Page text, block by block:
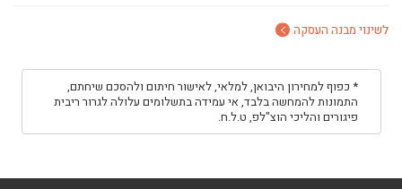
לשינוי מבנה העסקה
* כפוף למחירון היבואן, למלאי, לאישור חיתום ולהסכם שיחתם,
התמונות להמחשה בלבד, אי עמידה בתשלומים עלולה לגרור ריבית
פיגורים והליכי הוצ"לפ, ט.ל.ח.